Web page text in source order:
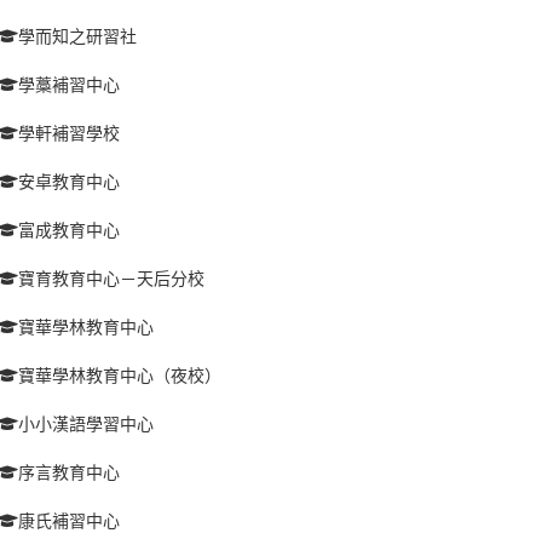
學而知之研習社
學藁補習中心
學軒補習學校
安卓教育中心
富成教育中心
寶育教育中心－天后分校
寶華學林教育中心
寶華學林教育中心（夜校）
小小漢語學習中心
序言教育中心
康氏補習中心